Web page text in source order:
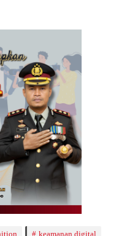
keamanan digital